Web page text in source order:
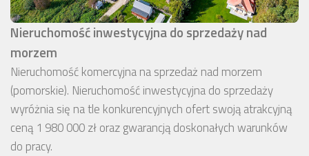
Nieruchomość inwestycyjna do sprzedaży nad
morzem
Nieruchomość komercyjna na sprzedaż nad morzem
(pomorskie). Nieruchomość inwestycyjna do sprzedaży
wyróżnia się na tle konkurencyjnych ofert swoją atrakcyjną
ceną 1 980 000 zł oraz gwarancją doskonałych warunków
do pracy.